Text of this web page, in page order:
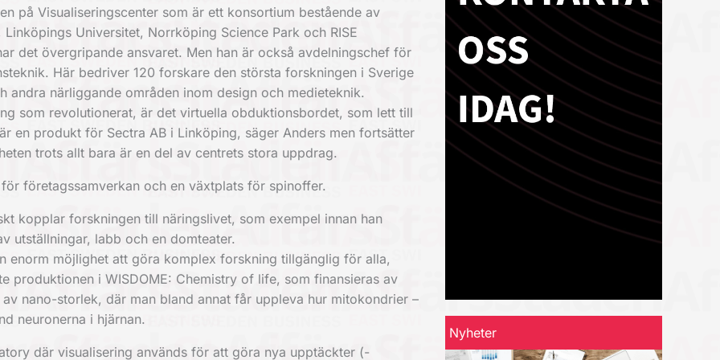
på Visualiseringscenter som är ett konsortium bestående av
Universitet, Norrköping Science Park och RISE
det övergripande ansvaret. Men han är också avdelningschef för
Här bedriver 120 forskare den största forskningen i Sverige
närliggande områden inom design och medieteknik.
som revolutionerat, är det virtuella obduktionsbordet, som lett till
en produkt för Sectra AB i Linköping, säger Anders men fortsätter
trots allt bara är en del av centrets stora uppdrag.
företagssamverkan och en växtplats för spinoffer.
kopplar forskningen till näringslivet, som exempel innan han
utställningar, labb och en domteater.
enorm möjlighet att göra komplex forskning tillgänglig för alla,
produktionen i WISDOME: Chemistry of life, som finansieras av
nano-storlek, där man bland annat får uppleva hur mitokondrier –
neuronerna i hjärnan.
där visualisering används för att göra nya upptäckter (­
Nyheter